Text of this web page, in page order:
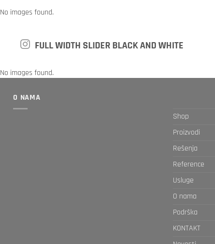
No images found.
FULL WIDTH SLIDER BLACK AND WHITE
No images found.
O NAMA
Shop
Proizvodi
Rešenja
Reference
Usluge
O nama
Podrška
KONTAKT